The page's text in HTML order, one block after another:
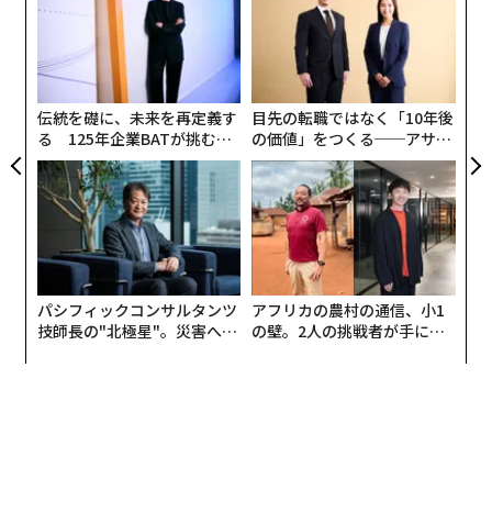
伝統を礎に、未来を再定義す
る 125年企業BATが挑むス
モークレスな未来
目先の転職ではなく「10年後
の価値」をつくる──アサイ
ンの長期伴走型支援とは
パシフィックコンサルタンツ
技師長の"北極星"。災害への
アフリカの農村の通信、小1
の壁。2人の挑戦者が手にし